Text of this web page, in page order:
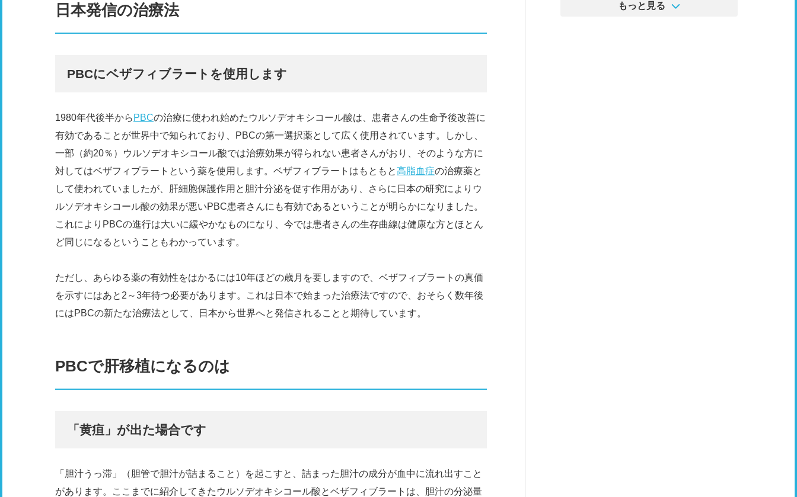
日本発信の治療法
PBCにベザフィブラートを使用します
1980年代後半から PBCの治療に使われ始めたウルソデオキシコール酸は、患者さんの生命予後改善に
有効であることが世界中で知られており、PBCの第一選択薬として広く使用されています。しかし、
一部（約20％）ウルソデオキシコール酸では治療効果が得られない患者さんがおり、そのような方に
対してはベザフィブラートという薬を使用します。ベザフィブラートはもともと高脂血症の治療薬と
して使われていましたが、肝細胞保護作用と胆汁分泌を促す作用があり、さらに日本の研究によりウ
ルソデオキシコール酸の効果が悪いPBC患者さんにも有効であるということが明らかになりました。
これによりPBCの進行は大いに緩やかなものになり、今では患者さんの生存曲線は健康な方とほとん
ど同じになるということもわかっています。
ただし、あらゆる薬の有効性をはかるには10年ほどの歳月を要しますので、ベザフィブラートの真価
を示すにはあと2～3年待つ必要があります。これは日本で始まった治療法ですので、おそらく数年後
にはPBCの新たな治療法として、日本から世界へと発信されることと期待しています。
PBCで肝移植になるのは
「黄疸」が出た場合です
「胆汁うっ滞」（胆管で胆汁が詰まること）を起こすと、詰まった胆汁の成分が血中に流れ出すこと
があります。ここまでに紹介してきたウルソデオキシコール酸とベザフィブラートは、胆汁の分泌量
もっと見る